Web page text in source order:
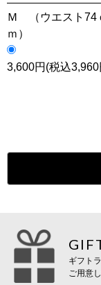
Ｍ （ウエスト74
ｍ）
3,600円(税込3,960
ギフト
ご用意